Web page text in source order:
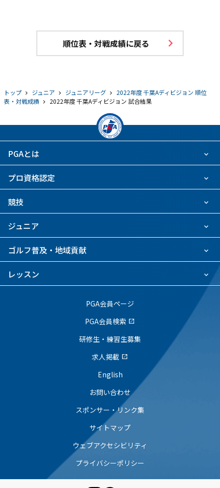
順位表・対戦成績に戻る
トップ ジュニア ジュニアリーグ
2022年度 千葉Aディビジョン 順位
表・対戦成績
2022年度 千葉Aディビジョン 試合結果
PGAとは
プロ資格認定
競技
ジュニア
ゴルフ普及・地域貢献
レッスン
PGA会員ページ
PGA会員検索 open_in_new
研修生・練習生募集
求人掲載 open_in_new
English
お問い合わせ
スポンサー・リンク集
サイトマップ
ウェブアクセシビリティ
プライバシーポリシー